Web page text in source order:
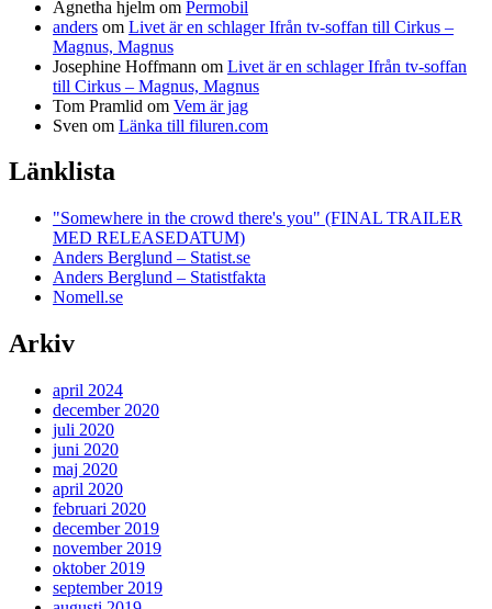
Agnetha hjelm om Permobil
anders om Livet är en schlager Ifrån tv-soffan till Cirkus –
Magnus, Magnus
Josephine Hoffmann om Livet är en schlager Ifrån tv-soffan
till Cirkus – Magnus, Magnus
Tom Pramlid om Vem är jag
Sven om Länka till filuren.com
Länklista
"Somewhere in the crowd there's you" (FINAL TRAILER
MED RELEASEDATUM)
Anders Berglund – Statist.se
Anders Berglund – Statistfakta
Nomell.se
Arkiv
april 2024
december 2020
juli 2020
juni 2020
maj 2020
april 2020
februari 2020
december 2019
november 2019
oktober 2019
september 2019